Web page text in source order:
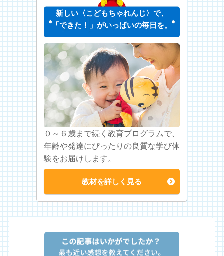
新しい〈こどもちゃれんじ〉で、
「できた！」がいっぱいの毎日を。
０～６歳まで続く教育プログラムで、
年齢や発達にぴったりの良質な学び体
験をお届けします。
教材を詳しく見る